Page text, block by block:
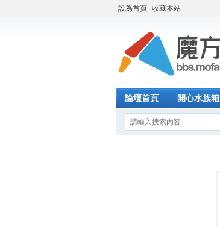
設為首頁 收藏本站
論壇首頁 開心水族箱